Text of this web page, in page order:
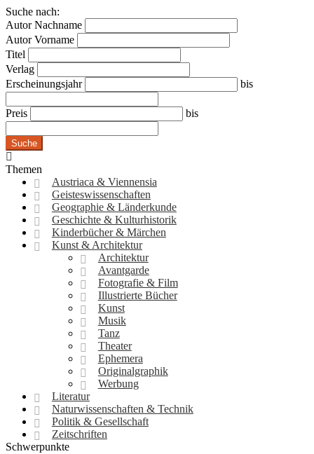
Suche nach:
Autor Nachname
Autor Vorname
Titel
Verlag
Erscheinungsjahr
bis
Preis bis
Suche
Themen
Austriaca & Viennensia
Geisteswissenschaften
Geographie & Länderkunde
Geschichte & Kulturhistorik
Kinderbücher & Märchen
Kunst & Architektur
Architektur
Avantgarde
Fotografie & Film
Illustrierte Bücher
Kunst
Musik
Tanz
Theater
Ephemera
Originalgraphik
Werbung
Literatur
Naturwissenschaften & Technik
Politik & Gesellschaft
Zeitschriften
Schwerpunkte